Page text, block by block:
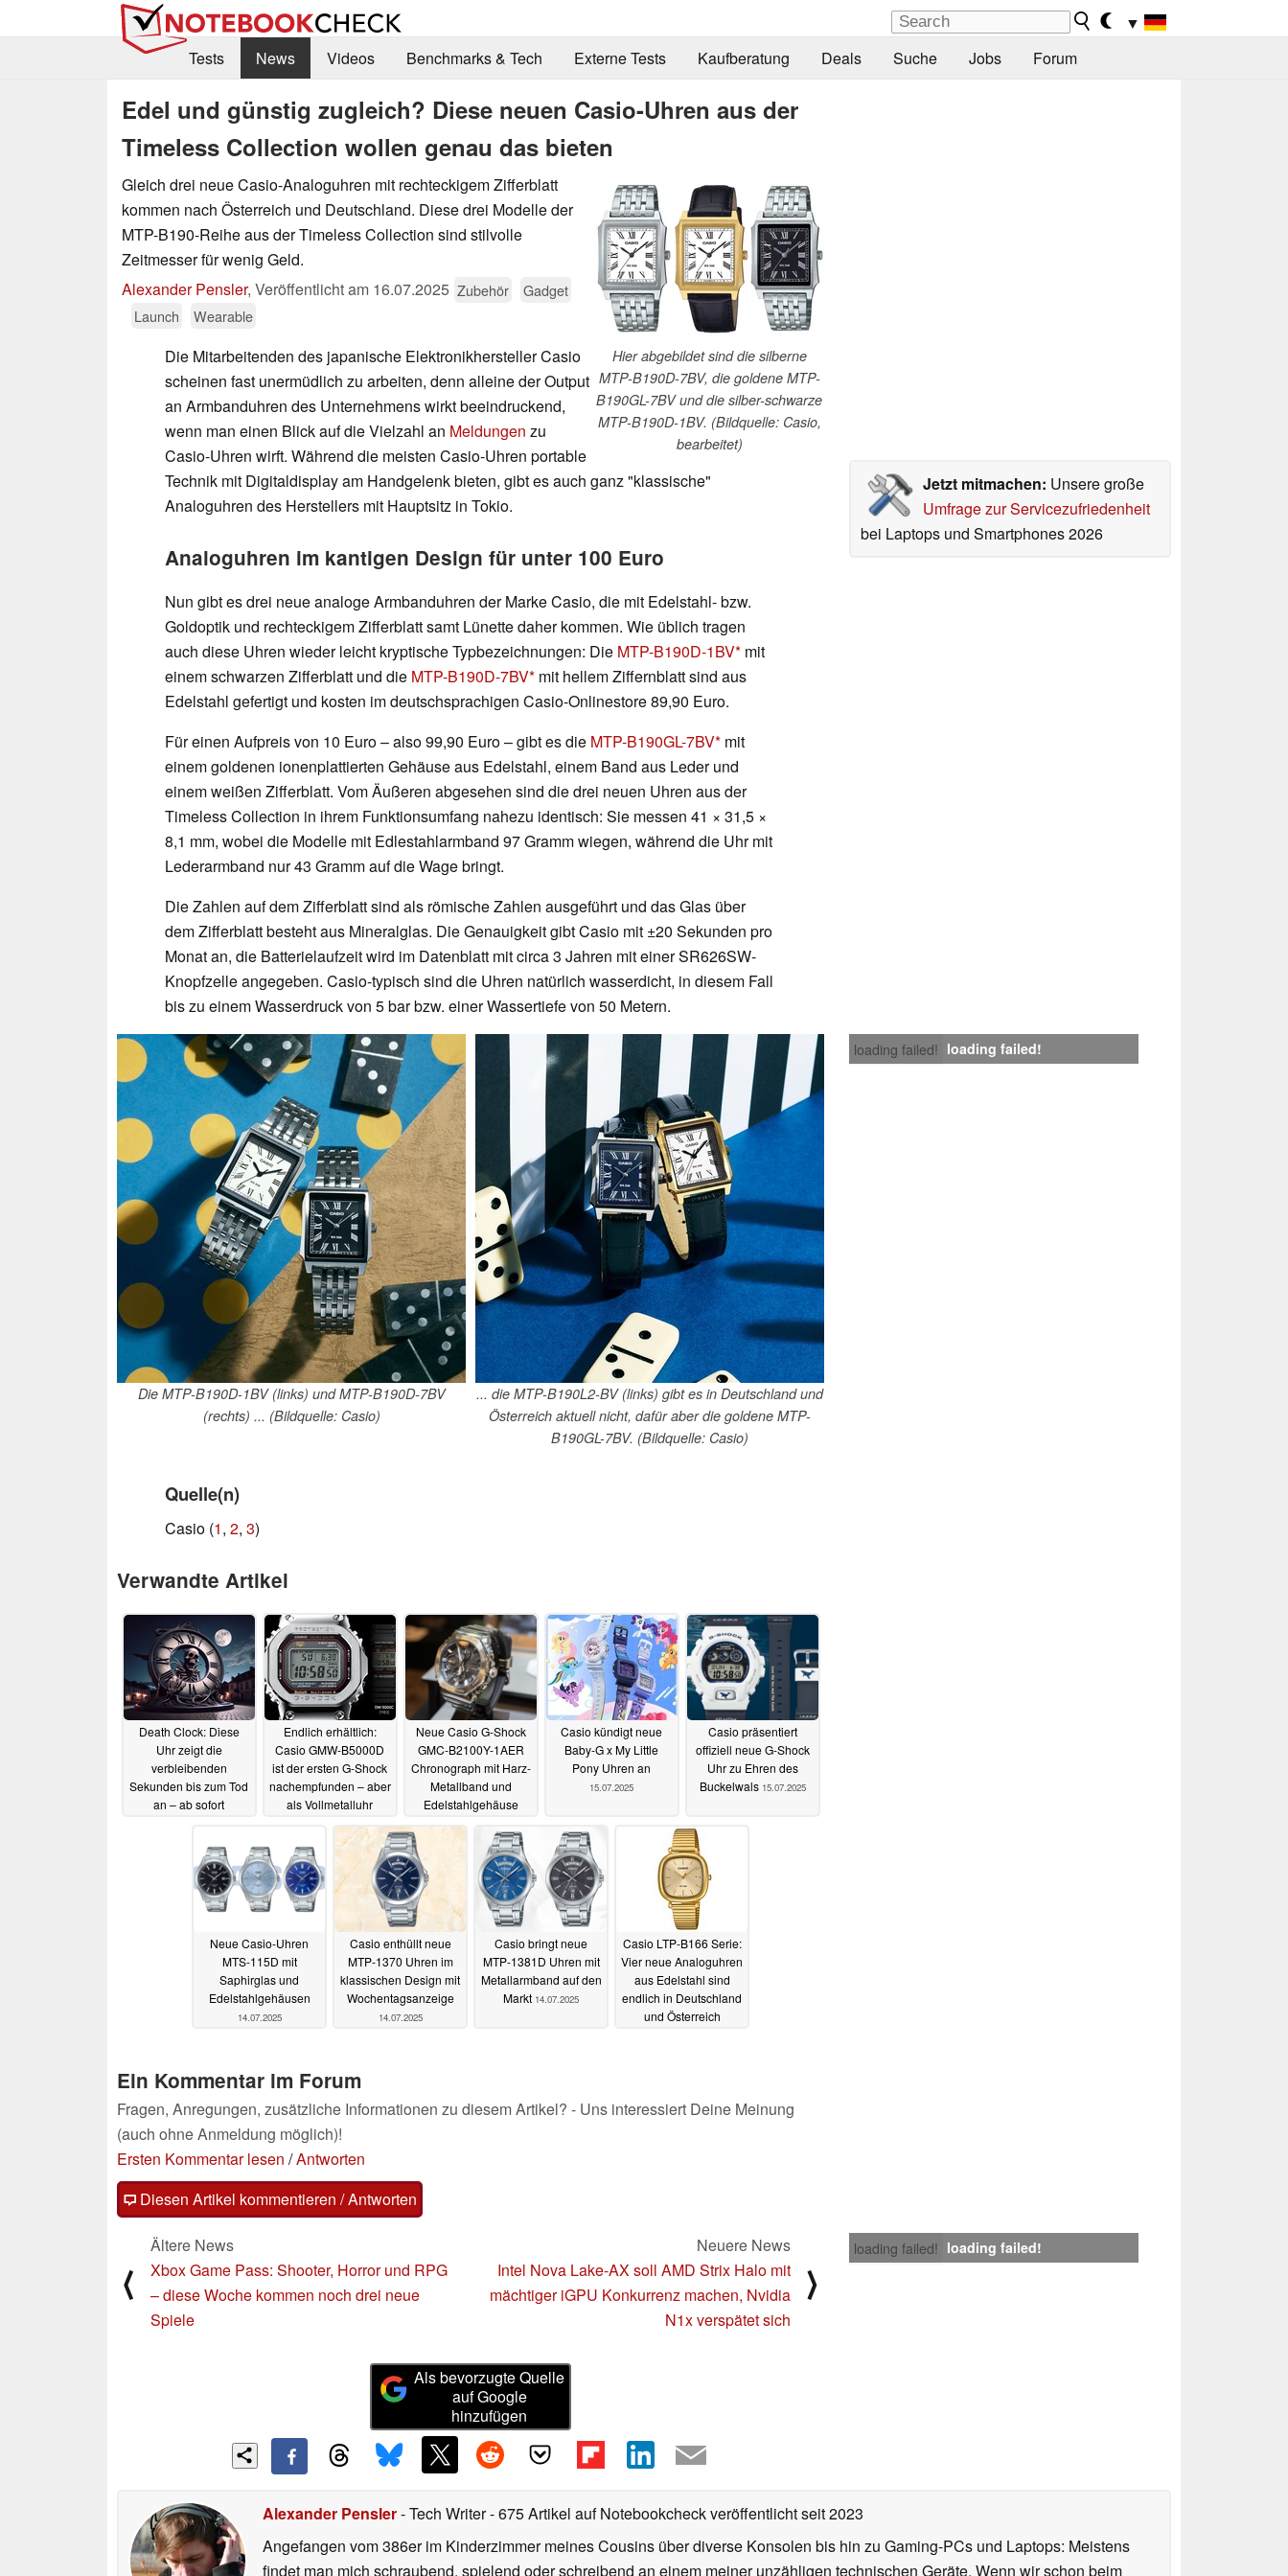
▼
Tests
News Videos Benchmarks & Tech Externe Tests Kaufberatung Deals Suche Jobs Forum
Edel und günstig zugleich? Diese neuen Casio-Uhren aus der
Timeless Collection wollen genau das bieten
Hier abgebildet sind die silberne
MTP-B190D-7BV, die goldene MTP-
B190GL-7BV und die silber-schwarze
MTP-B190D-1BV. (Bildquelle: Casio,
bearbeitet)
Gleich drei neue Casio-Analoguhren mit rechteckigem Zifferblatt
kommen nach Österreich und Deutschland. Diese drei Modelle der
MTP-B190-Reihe aus der Timeless Collection sind stilvolle
Zeitmesser für wenig Geld.
Alexander Pensler, Veröffentlicht am 16.07.2025 Zubehör
Gadget
Launch
Wearable
Jetzt mitmachen: Unsere große
Umfrage zur Servicezufriedenheit
bei Laptops und Smartphones 2026
Die Mitarbeitenden des japanische Elektronikhersteller Casio
scheinen fast unermüdlich zu arbeiten, denn alleine der Output
an Armbanduhren des Unternehmens wirkt beeindruckend,
wenn man einen Blick auf die Vielzahl an Meldungen zu
Casio-Uhren wirft. Während die meisten Casio-Uhren portable
Technik mit Digitaldisplay am Handgelenk bieten, gibt es auch ganz "klassische"
Analoguhren des Herstellers mit Hauptsitz in Tokio.
Analoguhren im kantigen Design für unter 100 Euro
Nun gibt es drei neue analoge Armbanduhren der Marke Casio, die mit Edelstahl- bzw.
Goldoptik und rechteckigem Zifferblatt samt Lünette daher kommen. Wie üblich tragen
auch diese Uhren wieder leicht kryptische Typbezeichnungen: Die MTP-B190D-1BV mit
einem schwarzen Zifferblatt und die MTP-B190D-7BV mit hellem Ziffernblatt sind aus
Edelstahl gefertigt und kosten im deutschsprachigen Casio-Onlinestore 89,90 Euro.
Für einen Aufpreis von 10 Euro – also 99,90 Euro – gibt es die MTP-B190GL-7BV mit
einem goldenen ionenplattierten Gehäuse aus Edelstahl, einem Band aus Leder und
einem weißen Zifferblatt. Vom Äußeren abgesehen sind die drei neuen Uhren aus der
Timeless Collection in ihrem Funktionsumfang nahezu identisch: Sie messen 41 × 31,5 ×
8,1 mm, wobei die Modelle mit Edlestahlarmband 97 Gramm wiegen, während die Uhr mit
Lederarmband nur 43 Gramm auf die Wage bringt.
Die Zahlen auf dem Zifferblatt sind als römische Zahlen ausgeführt und das Glas über
dem Zifferblatt besteht aus Mineralglas. Die Genauigkeit gibt Casio mit ±20 Sekunden pro
Monat an, die Batterielaufzeit wird im Datenblatt mit circa 3 Jahren mit einer SR626SW-
Knopfzelle angegeben. Casio-typisch sind die Uhren natürlich wasserdicht, in diesem Fall
bis zu einem Wasserdruck von 5 bar bzw. einer Wassertiefe von 50 Metern.
loading failed! loading failed!
Die MTP-B190D-1BV (links) und MTP-B190D-7BV
(rechts) ... (Bildquelle: Casio)
... die MTP-B190L2-BV (links) gibt es in Deutschland und
Österreich aktuell nicht, dafür aber die goldene MTP-
B190GL-7BV. (Bildquelle: Casio)
Quelle(n)
Casio (1, 2, 3)
Verwandte Artikel
Death Clock: Diese
Uhr zeigt die
verbleibenden
Sekunden bis zum Tod
an – ab sofort
Endlich erhältlich:
Casio GMW-B5000D
ist der ersten G-Shock
nachempfunden – aber
als Vollmetalluhr
16.07.2025
Neue Casio G-Shock
GMC-B2100Y-1AER
Chronograph mit Harz-
Metallband und
Edelstahlgehäuse
Casio kündigt neue
Baby-G x My Little
Pony Uhren an
15.07.2025
Casio präsentiert
offiziell neue G-Shock
Uhr zu Ehren des
Buckelwals 15.07.2025
Neue Casio-Uhren
MTS-115D mit
Saphirglas und
Edelstahlgehäusen
14.07.2025
Casio enthüllt neue
MTP-1370 Uhren im
klassischen Design mit
Wochentagsanzeige
14.07.2025
Casio bringt neue
MTP-1381D Uhren mit
Metallarmband auf den
Markt 14.07.2025
Casio LTP-B166 Serie:
Vier neue Analoguhren
aus Edelstahl sind
endlich in Deutschland
und Österreich
Ein Kommentar im Forum
Fragen, Anregungen, zusätzliche Informationen zu diesem Artikel? - Uns interessiert Deine Meinung
(auch ohne Anmeldung möglich)!
Ersten Kommentar lesen /Antworten
Diesen Artikel kommentieren / Antworten
loading failed! loading failed!
⟨
Ältere News
Xbox Game Pass: Shooter, Horror und RPG
– diese Woche kommen noch drei neue
Spiele
Neuere News
Intel Nova Lake-AX soll AMD Strix Halo mit
mächtiger iGPU Konkurrenz machen, Nvidia
N1x verspätet sich
⟩
Als bevorzugte Quelle
auf Google
hinzufügen
Alexander Pensler- Tech Writer- 675 Artikel auf Notebookcheck veröffentlichtseit 2023
Angefangen vom 386er im Kinderzimmer meines Cousins über diverse Konsolen bis hin zu Gaming-PCs und Laptops: Meistens
findet man mich schraubend, spielend oder schreibend an einem meiner unzähligen technischen Geräte. Wenn wir schon beim